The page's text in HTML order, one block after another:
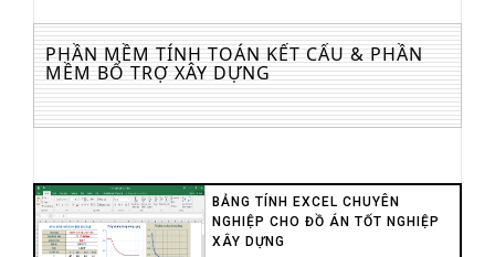
1. File excel chuẩn tính toán cột nén lệch tâm
xiên
Tác giả:TS.Nguyễn Hữu Anh Tuấn
2. File excel chuẩn tính toán cột nén lệch tâm
phẳng
lệch tâm xiên
Tác giả:Công ty Sao Việt
4. File excel chuẩn tính toán cột nén lệch tâm
xiên
PHẦN MỀM TÍNH TOÁN KẾT CẤU & PHẦN
MỀM BỔ TRỢ XÂY DỰNG
BẢNG TÍNH EXCEL CHUYÊN
NGHIỆP CHO ĐỒ ÁN TỐT NGHIỆP
XÂY DỰNG